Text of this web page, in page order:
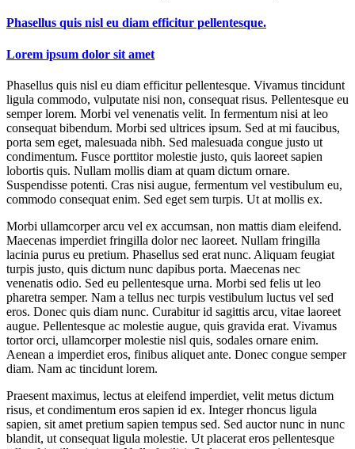
Phasellus quis nisl eu diam efficitur pellentesque.
Lorem ipsum dolor sit amet
Phasellus quis nisl eu diam efficitur pellentesque. Vivamus tincidunt
ligula commodo, vulputate nisi non, consequat risus. Pellentesque eu
semper lorem. Morbi vel venenatis velit. In fermentum nisi at leo
consequat bibendum. Morbi sed ultrices ipsum. Sed at mi faucibus,
porta sem eget, malesuada nibh. Sed malesuada congue justo ut
condimentum. Fusce porttitor molestie justo, quis laoreet sapien
lobortis quis. Nullam mollis diam at quam dictum ornare.
Suspendisse potenti. Cras nisi augue, fermentum vel vestibulum eu,
commodo consequat enim. Sed eget sem turpis. Ut at mollis ex.
Morbi ullamcorper arcu vel ex accumsan, non mattis diam eleifend.
Maecenas imperdiet fringilla dolor nec laoreet. Nullam fringilla
lacinia purus eu pretium. Phasellus sed erat nunc. Aliquam feugiat
turpis justo, quis dictum nunc dapibus porta. Maecenas nec
venenatis odio. Sed eu pellentesque urna. Morbi sed felis ut leo
pharetra semper. Nam a tellus nec turpis vestibulum luctus vel sed
eros. Donec quis diam nunc. Curabitur id sagittis arcu, vitae laoreet
augue. Pellentesque ac molestie augue, quis gravida erat. Vivamus
tortor orci, ullamcorper molestie nisl quis, sodales ornare enim.
Aenean a imperdiet eros, finibus aliquet ante. Donec congue semper
diam. Nam ac tincidunt lorem.
Praesent maximus, lectus at eleifend imperdiet, velit metus dictum
risus, et condimentum eros sapien id ex. Integer rhoncus ligula
sapien, sit amet pretium sapien tempus sed. Sed auctor nunc in nunc
blandit, ut consequat ligula molestie. Ut placerat eros pellentesque